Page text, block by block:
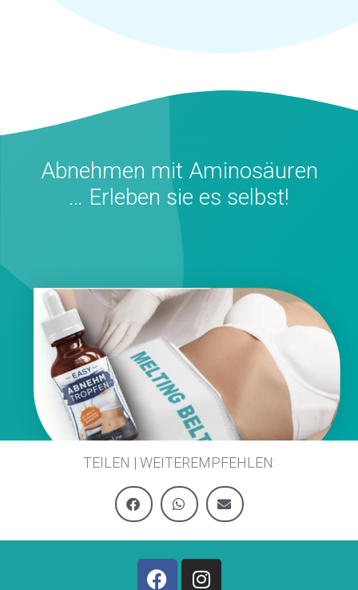
Abnehmen mit Aminosäuren
… Erleben sie es selbst!
TEILEN | WEITEREMPFEHLEN: